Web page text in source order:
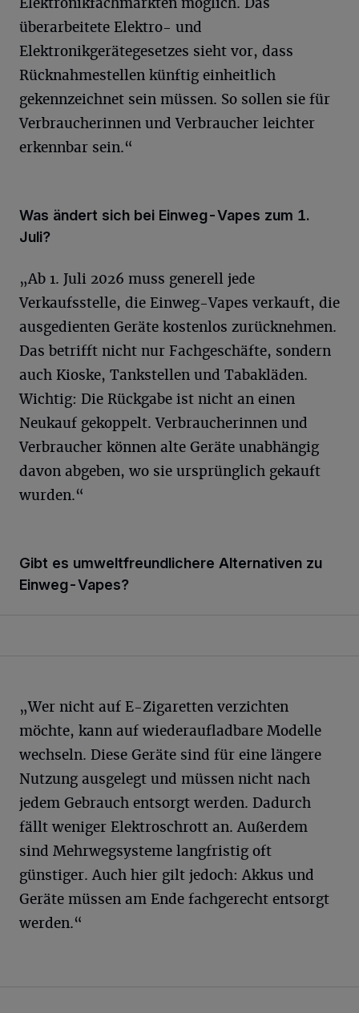
überarbeitete Elektro- und
Elektronikgerätegesetzes sieht vor, dass
Rücknahmestellen künftig einheitlich
gekennzeichnet sein müssen. So sollen sie für
Verbraucherinnen und Verbraucher leichter
erkennbar sein.“
Was ändert sich bei Einweg-Vapes zum 1.
Juli?
„Ab 1. Juli 2026 muss generell jede
Verkaufsstelle, die Einweg-Vapes verkauft, die
ausgedienten Geräte kostenlos zurücknehmen.
Das betrifft nicht nur Fachgeschäfte, sondern
auch Kioske, Tankstellen und Tabakläden.
Wichtig: Die Rückgabe ist nicht an einen
Neukauf gekoppelt. Verbraucherinnen und
Verbraucher können alte Geräte unabhängig
davon abgeben, wo sie ursprünglich gekauft
wurden.“
Gibt es umweltfreundlichere Alternativen zu
Einweg-Vapes?
„Wer nicht auf E-Zigaretten verzichten
möchte, kann auf wiederaufladbare Modelle
wechseln. Diese Geräte sind für eine längere
Nutzung ausgelegt und müssen nicht nach
jedem Gebrauch entsorgt werden. Dadurch
fällt weniger Elektroschrott an. Außerdem
sind Mehrwegsysteme langfristig oft
günstiger. Auch hier gilt jedoch: Akkus und
Geräte müssen am Ende fachgerecht entsorgt
werden.“